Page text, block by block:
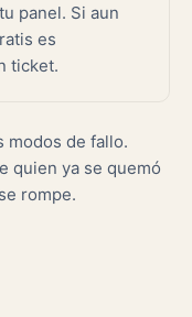
panel. Si aun
es
ticket.
modos de fallo.
quien ya se quemó
rompe.